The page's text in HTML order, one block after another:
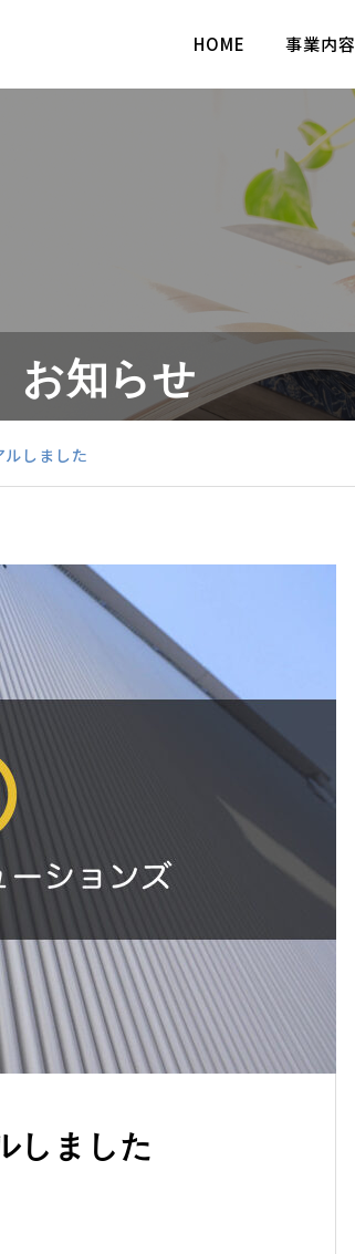
HOME 事業内容
お知らせ
ルしました
しました